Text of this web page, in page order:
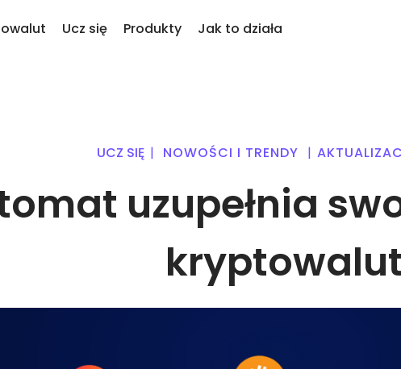
Co jeśli za równowartość 100€
...dziś byłoby to warte
Ucz się Produkty
portfolio
kryptowaluty
przyszłość
Zakup Cykliczny
Jak to działa
UCZ SIĘ | NOWOŚCI I TRENDY |
uzupełnia
kryptowalut